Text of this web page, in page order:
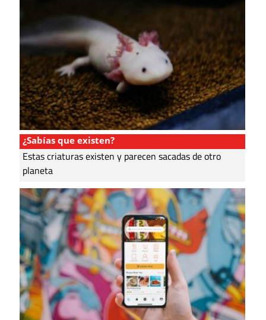
¿Sabías que existen?
Estas criaturas existen y parecen sacadas de otro
planeta